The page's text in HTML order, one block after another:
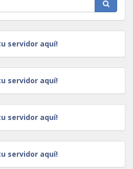
servidor aquí!
servidor aquí!
servidor aquí!
servidor aquí!